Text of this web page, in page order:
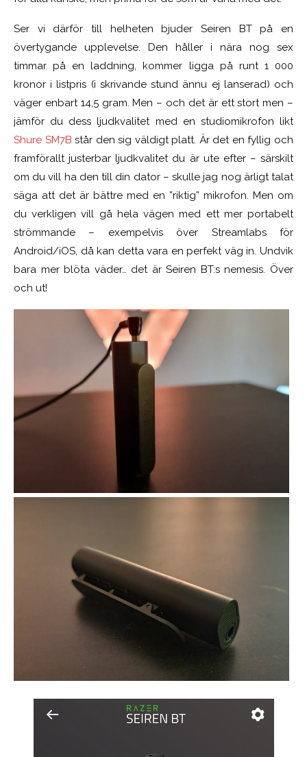
Ser vi därför till helheten bjuder Seiren BT på en
övertygande upplevelse. Den håller i nära nog sex
timmar på en laddning, kommer ligga på runt 1 000
kronor i listpris (i skrivande stund ännu ej lanserad) och
väger enbart 14,5 gram. Men – och det är ett stort men –
jämför du dess ljudkvalitet med en studiomikrofon likt
Shure SM7B står den sig väldigt platt. Är det en fyllig och
framförallt justerbar ljudkvalitet du är ute efter – särskilt
om du vill ha den till din dator – skulle jag nog ärligt talat
säga att det är bättre med en ”riktig” mikrofon. Men om
du verkligen vill gå hela vägen med ett mer portabelt
strömmande – exempelvis över Streamlabs för
Android/iOS, då kan detta vara en perfekt väg in. Undvik
bara mer blöta väder… det är Seiren BT:s nemesis. Över
och ut!